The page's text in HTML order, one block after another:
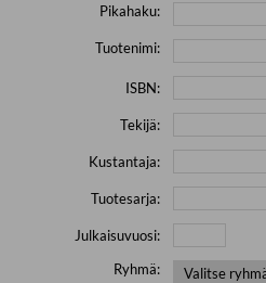
Pikahaku:
Tuotenimi:
ISBN:
Tekijä:
Kustantaja:
Tuotesarja:
Julkaisuvuosi:
Ryhmä: